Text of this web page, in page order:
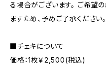
る場合がございます。 ご希望
ますため、予めご了承ください。
■チェキについて
価格：1枚￥2,500(税込)